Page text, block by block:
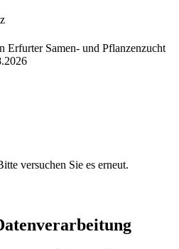
Samen- und Pflanzenzucht
versuchen Sie es erneut.